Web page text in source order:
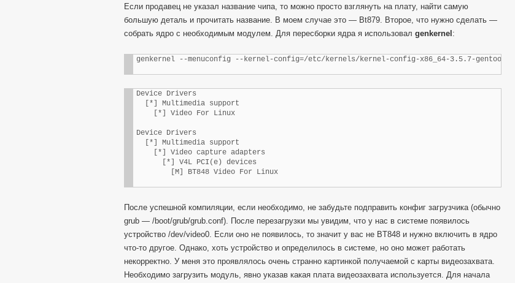
Если продавец не указал название чипа, то можно просто взглянуть на плату, найти самую
большую деталь и прочитать название. В моем случае это — Bt879. Второе, что нужно сделать —
собрать ядро с необходимым модулем. Для пересборки ядра я использовал genkernel :
genkernel --menuconfig --kernel-config=/etc/kernels/kernel-config-x86_64-3.5.7-gentoo all
Device Drivers
  [*] Multimedia support
    [*] Video For Linux
Device Drivers
  [*] Multimedia support
    [*] Video capture adapters
      [*] V4L PCI(e) devices
        [M] BT848 Video For Linux
После успешной компиляции, если необходимо, не забудьте подправить конфиг загрузчика (обычно
grub — /boot/grub/grub.conf). После перезагрузки мы увидим, что у нас в системе появилось
устройство /dev/video0. Если оно не появилось, то значит у вас не BT848 и нужно включить в ядро
что-то другое. Однако, хоть устройство и определилось в системе, но оно может работать
некорректно. У меня это проявлялось очень странно картинкой получаемой с карты видеозахвата.
Необходимо загрузить модуль, явно указав какая плата видеозахвата используется. Для начала